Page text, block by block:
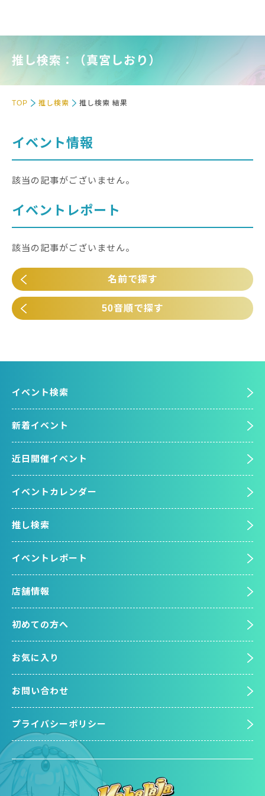
推し検索：（真宮しおり）
TOP 推し検索 推し検索 結果
イベント情報
該当の記事がございません。
イベントレポート
該当の記事がございません。
名前で探す
50音順で探す
イベント検索
新着イベント
近日開催イベント
イベントカレンダー
推し検索
イベントレポート
店舗情報
初めての方へ
お気に入り
お問い合わせ
プライバシーポリシー